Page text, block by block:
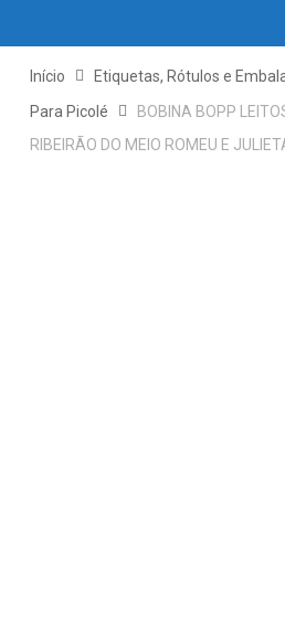
Início Etiquetas, Rótulos e
Para Picolé
BOBINA BOPP
RIBEIRÃO DO MEIO ROMEU E